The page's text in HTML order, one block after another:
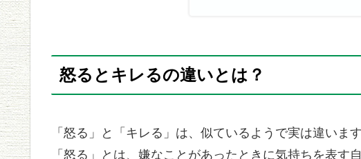
怒るとキレるの違いとは？
「怒る」と「キレる」は、似ているようで実は違います
「怒る」とは、嫌なことがあったときに気持ちを表す